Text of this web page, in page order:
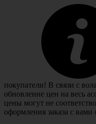
покупатели! В связи с
обновление цен на весь
цены могут не
оформления заказа с вами